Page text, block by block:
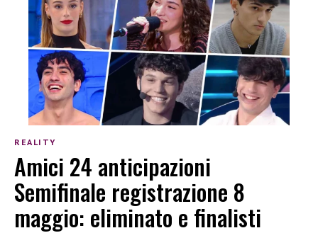
REALITY
Amici 24 anticipazioni
Semifinale registrazione 8
maggio: eliminato e finalisti